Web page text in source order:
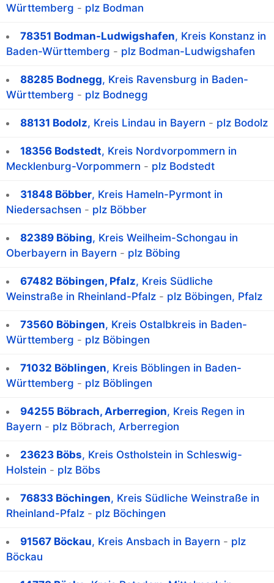
Württemberg - plz Bodman
78351 Bodman-Ludwigshafen, Kreis Konstanz in
Baden-Württemberg - plz Bodman-Ludwigshafen
88285 Bodnegg, Kreis Ravensburg in Baden-
Württemberg - plz Bodnegg
88131 Bodolz, Kreis Lindau in Bayern - plz Bodolz
18356 Bodstedt, Kreis Nordvorpommern in
Mecklenburg-Vorpommern - plz Bodstedt
31848 Böbber, Kreis Hameln-Pyrmont in
Niedersachsen - plz Böbber
82389 Böbing, Kreis Weilheim-Schongau in
Oberbayern in Bayern - plz Böbing
67482 Böbingen, Pfalz, Kreis Südliche
Weinstraße in Rheinland-Pfalz - plz Böbingen, Pfalz
73560 Böbingen, Kreis Ostalbkreis in Baden-
Württemberg - plz Böbingen
71032 Böblingen, Kreis Böblingen in Baden-
Württemberg - plz Böblingen
94255 Böbrach, Arberregion, Kreis Regen in
Bayern - plz Böbrach, Arberregion
23623 Böbs, Kreis Ostholstein in Schleswig-
Holstein - plz Böbs
76833 Böchingen, Kreis Südliche Weinstraße in
Rheinland-Pfalz - plz Böchingen
91567 Böckau, Kreis Ansbach in Bayern - plz
Böckau